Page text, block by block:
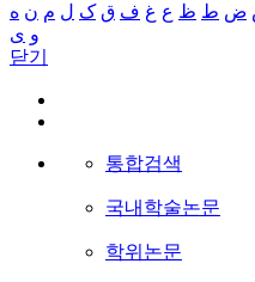
ض ط ظ ع غ ف ق ک ل م ن ه
و ی
닫기
통합검색
국내학술논문
학위논문